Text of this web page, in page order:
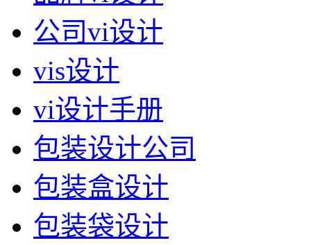
公司vi设计
vis设计
vi设计手册
包装设计公司
包装盒设计
包装袋设计